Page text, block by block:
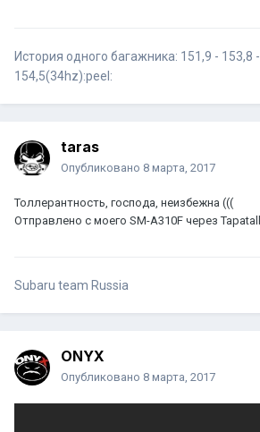
История одного багажника: 151,9 - 153,8
154,5(34hz):peel:
taras
Опубликовано 8 марта, 2017
Толлерантность, господа, неизбежна (((
Отправлено с моего SM-A310F через
Subaru team Russia
ONYX
Опубликовано 8 марта, 2017